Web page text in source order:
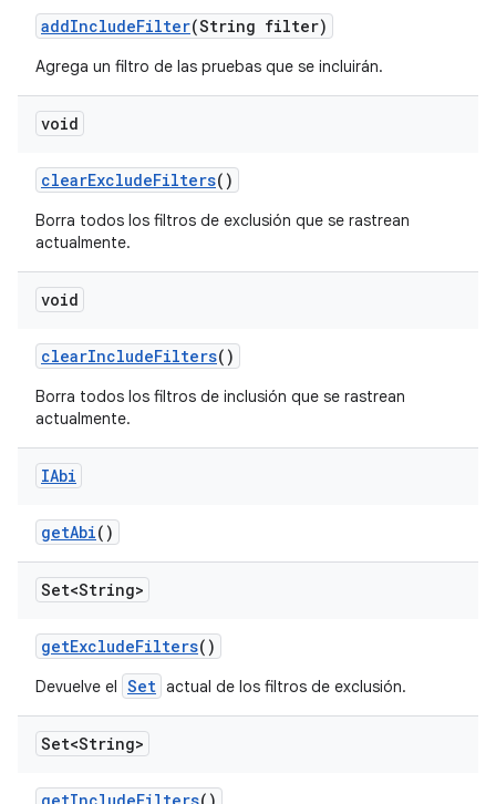
addIncludeFilter(String filter)
Agrega un filtro de las pruebas que se incluirán.
void
clearExcludeFilters()
Borra todos los filtros de exclusión que se rastrean
actualmente.
void
clearIncludeFilters()
Borra todos los filtros de inclusión que se rastrean
actualmente.
IAbi
getAbi()
Set<String>
getExcludeFilters()
Devuelve el Set actual de los filtros de exclusión.
Set<String>